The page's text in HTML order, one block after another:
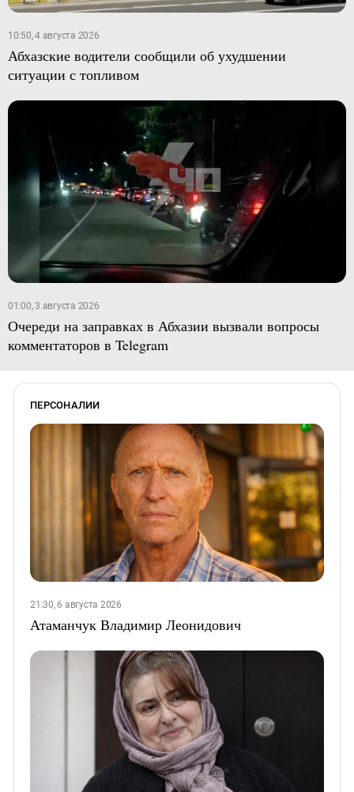
10:50, 4 августа 2026
Абхазские водители сообщили об ухудшении
ситуации с топливом
01:00, 3 августа 2026
Очереди на заправках в Абхазии вызвали вопросы
комментаторов в Telegram
ПЕРСОНАЛИИ
21:30, 6 августа 2026
Атаманчук Владимир Леонидович